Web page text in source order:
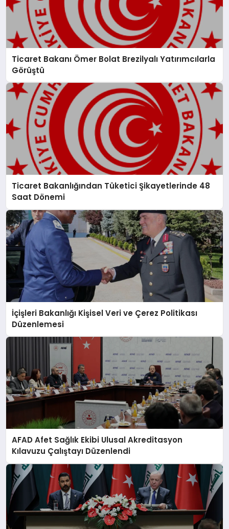
Ticaret Bakanı Ömer Bolat Brezilyalı Yatırımcılarla
Görüştü
Ticaret Bakanlığından Tüketici Şikayetlerinde 48
Saat Dönemi
İçişleri Bakanlığı Kişisel Veri ve Çerez Politikası
Düzenlemesi
AFAD Afet Sağlık Ekibi Ulusal Akreditasyon
Kılavuzu Çalıştayı Düzenlendi